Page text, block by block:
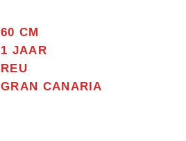
60 CM
1 JAAR
REU
GRAN CANARIA